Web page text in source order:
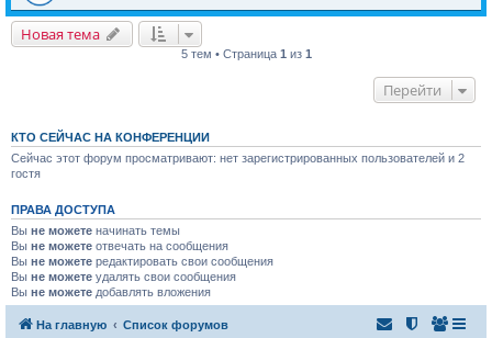
Новая тема
5 тем • Страница 1 из 1
Перейти
КТО СЕЙЧАС НА КОНФЕРЕНЦИИ
Сейчас этот форум просматривают: нет зарегистрированных пользователей и 2
гостя
ПРАВА ДОСТУПА
Вы не можете начинать темы
Вы не можете отвечать на сообщения
Вы не можете редактировать свои сообщения
Вы не можете удалять свои сообщения
Вы не можете добавлять вложения
На главную Список форумов